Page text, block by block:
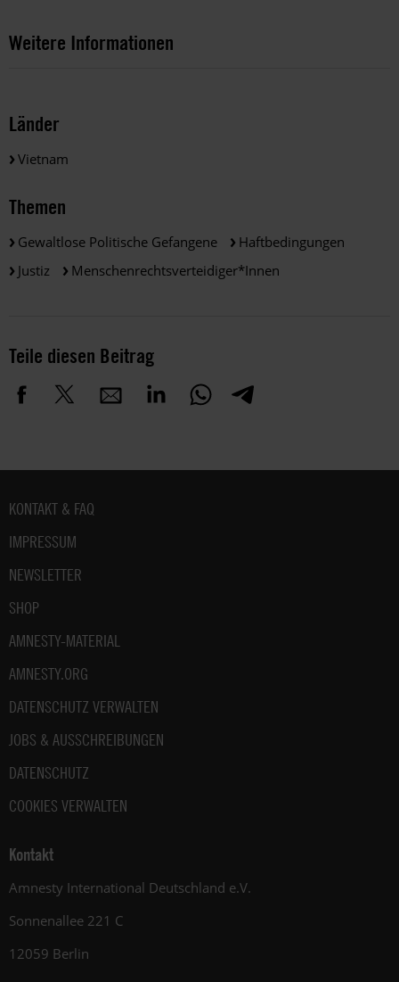
Weitere Informationen
Länder
Vietnam
Themen
Gewaltlose Politische Gefangene
Haftbedingungen
Justiz
Menschenrechtsverteidiger*innen
Teile diesen Beitrag
Fußbereich
KONTAKT & FAQ
IMPRESSUM
NEWSLETTER
SHOP
AMNESTY-MATERIAL
AMNESTY.ORG
DATENSCHUTZ VERWALTEN
JOBS & AUSSCHREIBUNGEN
DATENSCHUTZ
COOKIES VERWALTEN
Kontakt
Amnesty International Deutschland e.V.
Sonnenallee 221 C
12059 Berlin